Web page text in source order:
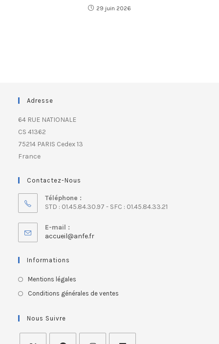
29 juin 2026
Adresse
64 RUE NATIONALE
CS 41362
75214 PARIS Cedex 13
France
Contactez-Nous
Téléphone :
STD : 01.45.84.30.97 - SFC : 01.45.84.33.21
E-mail :
accueil@anfe.fr
Informations
Mentions légales
Conditions générales de ventes
Nous Suivre